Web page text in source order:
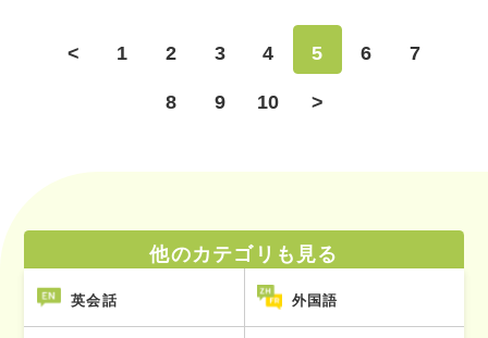
< 1 2 3 4 5 6 7
8 9 10 >
他のカテゴリも見る
英会話 外国語